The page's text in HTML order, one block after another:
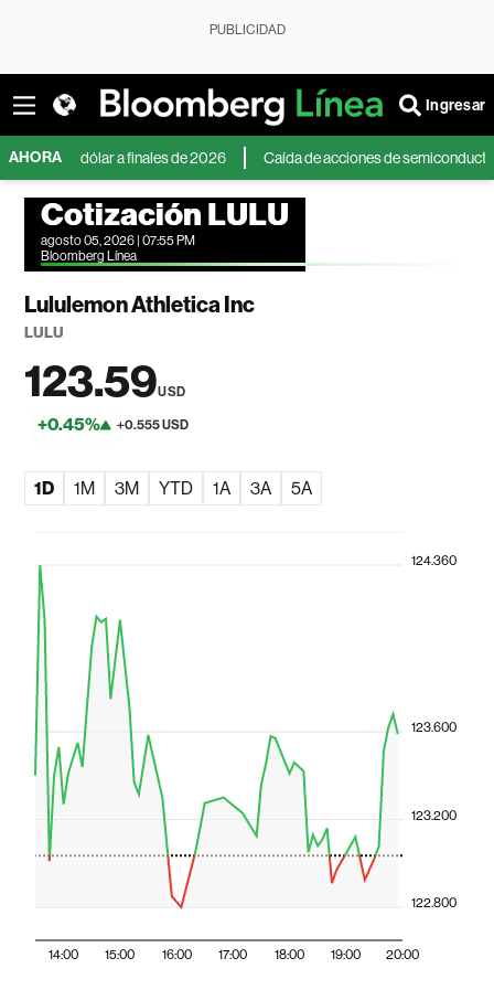
PUBLICIDAD
Ingresar
AHORA
al dólar a finales de 2026 Caída de acciones de semiconductores en
Cotización LULU
agosto 05, 2026 | 07:55 PM
Bloomberg Línea
Lululemon Athletica Inc
LULU
123.59USD
+0.45% +0.555 USD
1D 1M 3M YTD 1A 3A 5A
14:00 15:00 16:00 17:00 18:00 19:00 20:00
122.800
123.200
123.600
124.360